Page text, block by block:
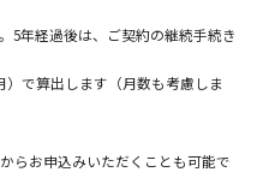
年経過後は、ご契約の継続手続き
で算出します（月数も考慮しま
らお申込みいただくことも可能で